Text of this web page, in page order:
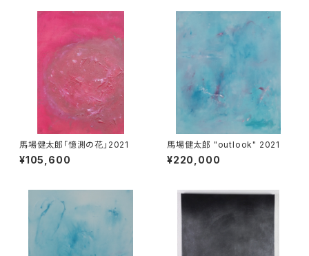
馬場健太郎「憶測の花」2021
¥105,600
馬場健太郎 "outlook" 2021
¥220,000